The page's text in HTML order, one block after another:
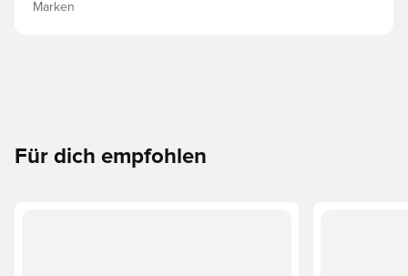
Marken
Für dich empfohlen